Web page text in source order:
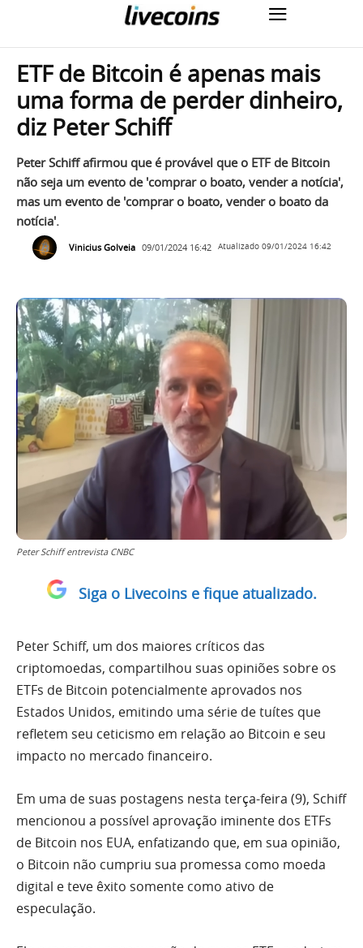
ETF de Bitcoin é apenas mais
uma forma de perder dinheiro,
diz Peter Schiff
Peter Schiff afirmou que é provável que o ETF de Bitcoin
não seja um evento de 'comprar o boato, vender a notícia',
mas um evento de 'comprar o boato, vender o boato da
notícia'.
Vinicius Golveia 09/01/2024 16:42 Atualizado 09/01/2024 16:42
Peter Schiff entrevista CNBC
Siga o Livecoins e fique atualizado.
Peter Schiff, um dos maiores críticos das
criptomoedas, compartilhou suas opiniões sobre os
ETFs de Bitcoin potencialmente aprovados nos
Estados Unidos, emitindo uma série de tuítes que
refletem seu ceticismo em relação ao Bitcoin e seu
impacto no mercado financeiro.
Em uma de suas postagens nesta terça-feira (9), Schiff
mencionou a possível aprovação iminente dos ETFs
de Bitcoin nos EUA, enfatizando que, em sua opinião,
o Bitcoin não cumpriu sua promessa como moeda
digital e teve êxito somente como ativo de
especulação.